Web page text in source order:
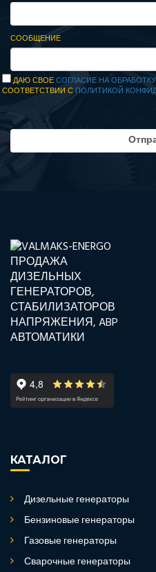
СООБЩЕНИЕ
ДАЮ СВОЕСОГЛАСИЕ НА
СООТВЕТСТВИИ С ПОЛИТИКОЙ
КАТАЛОГ
Дизельные генераторы
Бензиновые генераторы
Газовые генераторы
Сварочные генераторы